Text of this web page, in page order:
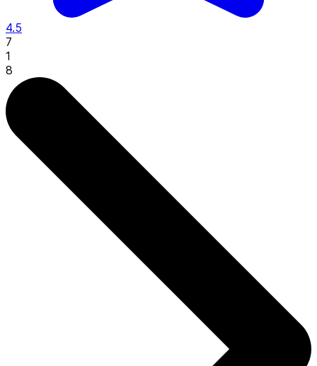
4.5
7
1
8